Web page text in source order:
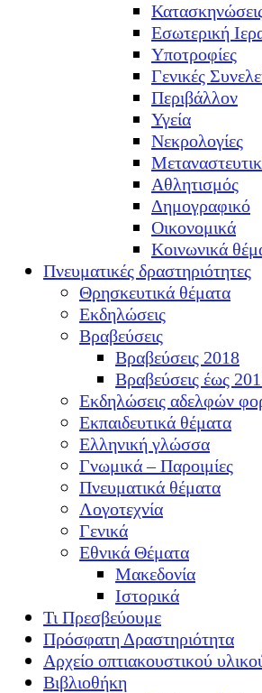
Εσωτερική
Υποτροφίες
Γενικές
Περιβάλλον
Υγεία
Νεκρολογίες
Αθλητισμός
Δημογραφικό
Οικονομικά
Κοινωνικά
Πνευματικές δραστηριότητες
Θρησκευτικά θέματα
Εκδηλώσεις
Βραβεύσεις
Βραβεύσεις 2018
Βραβεύσεις έως
Εκδηλώσεις αδελφών
Εκπαιδευτικά θέματα
Ελληνική γλώσσα
Γνωμικά – Παροιμίες
Πνευματικά θέματα
Λογοτεχνία
Γενικά
Εθνικά Θέματα
Μακεδονία
Ιστορικά
Τι Πρεσβεύουμε
Πρόσφατη Δραστηριότητα
Αρχείο οπτιακουστικού
Βιβλιοθήκη